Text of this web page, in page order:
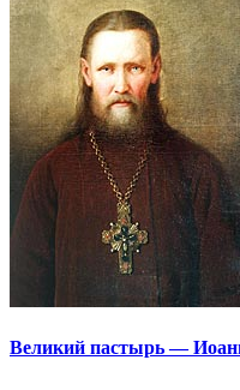
Великий пастырь —